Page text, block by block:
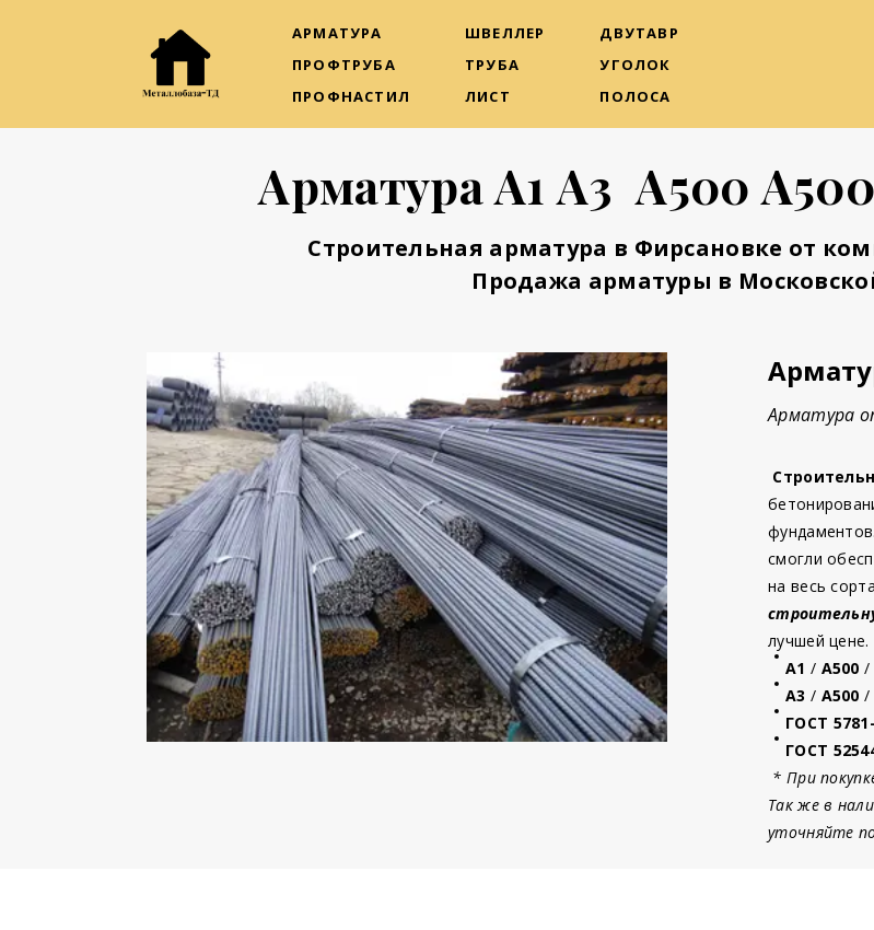
АРМАТУРА
ПРОФТРУБА
ПРОФНАСТИЛ
ШВЕЛЛЕР
ТРУБА
ЛИСТ
ДВУТАВР
УГОЛОК
ПОЛОСА
Арматура А1 А3 А500
Строительная арматура в Фирсановке от
Продажа арматуры в
Арматура
смогли
на весь
лучшей цене.
А1 / А500 /
А3 / А500 /
ГОСТ
ГОСТ
* При
Так же в
уточняйте